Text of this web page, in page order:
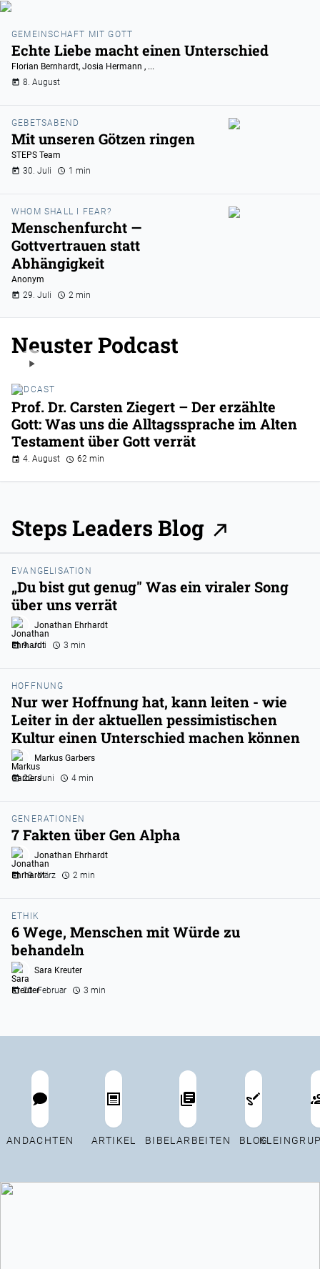
GEMEINSCHAFT MIT GOTT
Echte Liebe macht einen Unterschied
Florian Bernhardt, Josia Hermann , ...
8. August
GEBETSABEND
Mit unseren Götzen ringen
STEPS Team
30. Juli
1 min
WHOM SHALL I FEAR?
Menschenfurcht —
Gottvertrauen statt
Abhängigkeit
Anonym
29. Juli
2 min
Neuster Podcast
PODCAST
Prof. Dr. Carsten Ziegert – Der erzählte
Gott: Was uns die Alltagssprache im Alten
Testament über Gott verrät
4. August 62 min
Steps Leaders Blog
EVANGELISATION
„Du bist gut genug" Was ein viraler Song
über uns verrät
Jonathan Ehrhardt
9. Juli
3 min
HOFFNUNG
Nur wer Hoffnung hat, kann leiten - wie
Leiter in der aktuellen pessimistischen
Kultur einen Unterschied machen können
Markus Garbers
22. Juni
4 min
GENERATIONEN
7 Fakten über Gen Alpha
Jonathan Ehrhardt
19. März
2 min
ETHIK
6 Wege, Menschen mit Würde zu
behandeln
Sara Kreuter
20. Februar
3 min
ANDACHTEN ARTIKEL BIBELARBEITEN BLOG